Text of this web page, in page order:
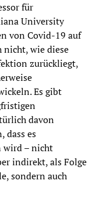
für
University
von Covid-19 auf
nicht, wie diese
zurückliegt,
Es gibt
davon
dass es
wird – nicht
indirekt, als Folge
sondern auch